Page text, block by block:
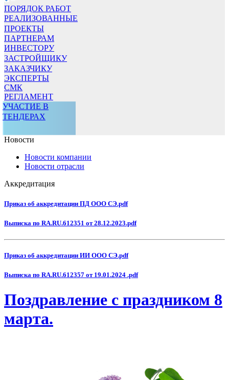
ПОРЯДОК РАБОТ
РЕАЛИЗОВАННЫЕ
ПРОЕКТЫ
ПАРТНЕРАМ
ИНВЕСТОРУ
ЗАСТРОЙЩИКУ
ЗАКАЗЧИКУ
ЭКСПЕРТЫ
СМК
РЕГЛАМЕНТ
УЧАСТИЕ В
ТЕНДЕРАХ
Новости
Новости компании
Новости отрасли
Аккредитация
Приказ об аккредитации ПД ООО СЭ.pdf
Выписка по RA.RU.612351 от 28.12.2023.pdf
Приказ об аккредитации ИИ ООО СЭ.pdf
Выписка по RA.RU.612357 от 19.01.2024 .pdf
Поздравление с праздником 8
марта.